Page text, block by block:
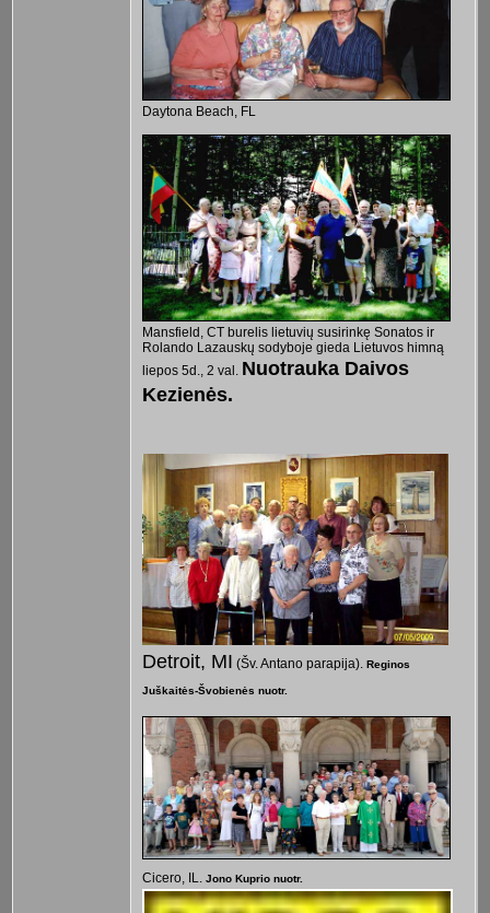
Daytona Beach, FL
Mansfield, CT burelis lietuvių susirinkę Sonatos ir
Rolando Lazauskų sodyboje gieda Lietuvos himną
liepos 5d., 2 val. Nuotrauka Daivos
Kezienės.
Detroit, MI (Šv. Antano parapija). Reginos
Juškaitės-Švobienės nuotr.
Cicero, IL. Jono Kuprio nuotr.